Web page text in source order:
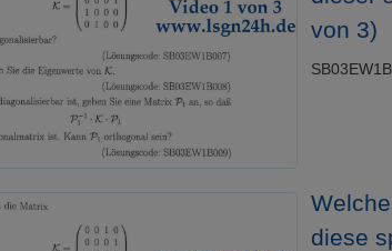
von 3)
diese